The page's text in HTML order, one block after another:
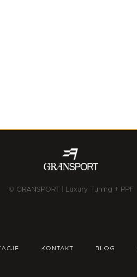
© GRANSPORT | Luxury Tuning + PPF
KONTAKT BLOG